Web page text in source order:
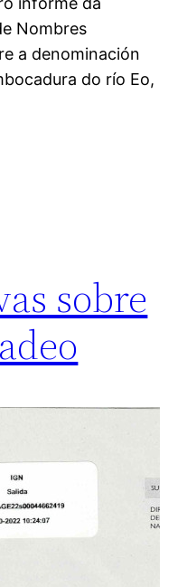
Nombres
a denominación
do río Eo,
sobre